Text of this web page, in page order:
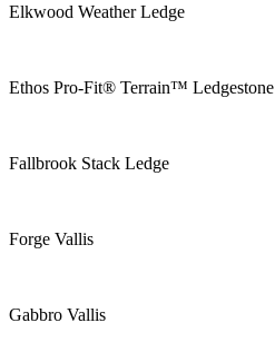
Elkwood Weather Ledge
Ethos Pro-Fit® Terrain™ Ledgestone
Fallbrook Stack Ledge
Forge Vallis
Gabbro Vallis